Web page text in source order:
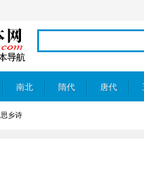
南北
朝
隋代 唐代
思乡诗